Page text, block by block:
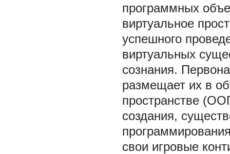
программных
виртуальное
успешного
виртуальных
сознания.
размещает их в
пространстве
создания,
свои игровые